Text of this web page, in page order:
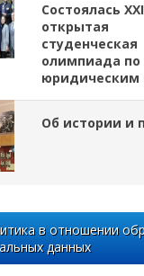
Состоялась
открытая
студенческая
олимпиада по
юридическим
Об истории и
в отношении
данных